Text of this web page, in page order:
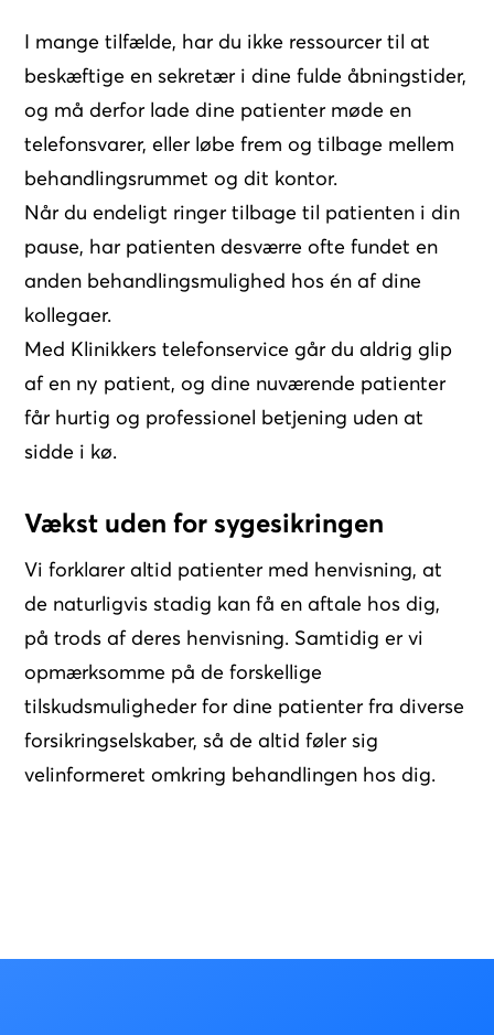
I mange tilfælde, har du ikke ressourcer til at
beskæftige en sekretær i dine fulde åbningstider,
og må derfor lade dine patienter møde en
telefonsvarer, eller løbe frem og tilbage mellem
behandlingsrummet og dit kontor.
Når du endeligt ringer tilbage til patienten i din
pause, har patienten desværre ofte fundet en
anden behandlingsmulighed hos én af dine
kollegaer.
Med Klinikkers telefonservice går du aldrig glip
af en ny patient, og dine nuværende patienter
får hurtig og professionel betjening uden at
sidde i kø.
Vækst uden for sygesikringen
Vi forklarer altid patienter med henvisning, at
de naturligvis stadig kan få en aftale hos dig,
på trods af deres henvisning. Samtidig er vi
opmærksomme på de forskellige
tilskudsmuligheder for dine patienter fra diverse
forsikringselskaber, så de altid føler sig
velinformeret omkring behandlingen hos dig.